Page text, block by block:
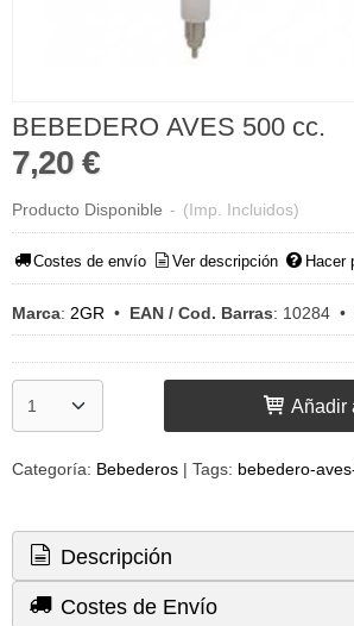
BEBEDERO AVES 500 cc.
7,20 €
Producto Disponible - (Imp. Incluidos)
Costes de envío Ver descripción Hacer
Marca: 2GR • EAN / Cod. Barras: 10284 •
Añadir
Categoría: Bebederos | Tags: bebedero-
Descripción
Costes de Envío